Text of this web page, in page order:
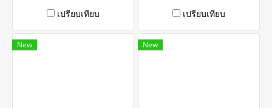
เปรียบเทียบ เปรียบเทียบ
New New